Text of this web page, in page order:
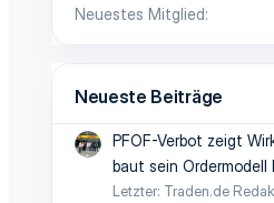
Neuestes Mitglied
Neueste Beiträge
PFOF-Verbot zeigt
baut sein Ordermodell
Letzter: Traden.de